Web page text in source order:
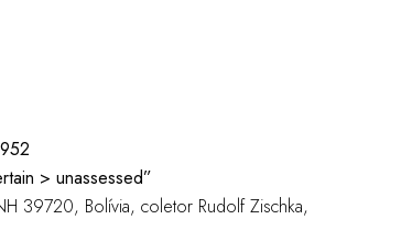
> unassessed”
39720, Bolívia, coletor Rudolf Zischka,